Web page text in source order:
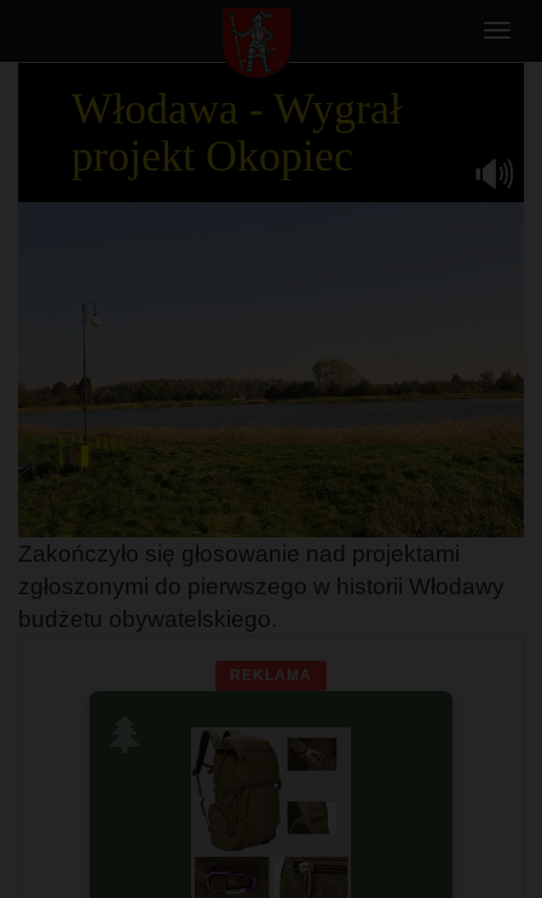
Włodawa - Wygrał
projekt Okopiec
Zakończyło się głosowanie nad projektami
zgłoszonymi do pierwszego w historii Włodawy
budżetu obywatelskiego.
REKLAMA